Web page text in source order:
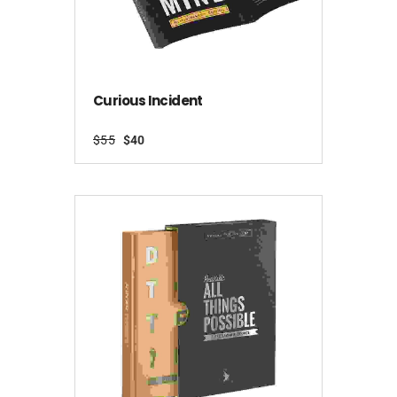
Curious Incident
$55 Original
price
was:
$40Current
price
is: